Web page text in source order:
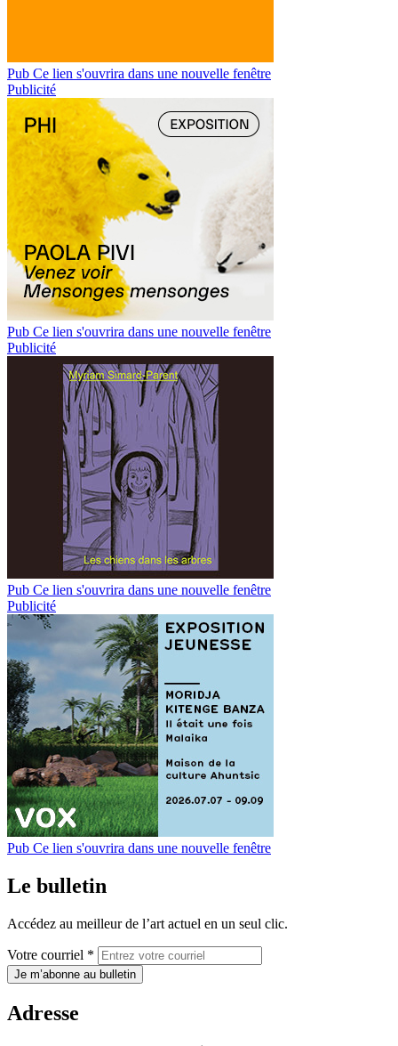
Pub Ce lien s'ouvrira dans une nouvelle fenêtre
Publicité
Pub Ce lien s'ouvrira dans une nouvelle fenêtre
Publicité
Pub Ce lien s'ouvrira dans une nouvelle fenêtre
Publicité
Pub Ce lien s'ouvrira dans une nouvelle fenêtre
Le bulletin
Accédez au meilleur de l’art actuel en un seul clic.
Votre courriel *
Je m’abonne au bulletin
Adresse